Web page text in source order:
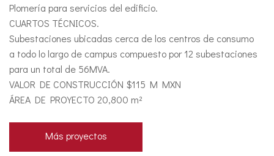
Plomería para servicios del edificio.
CUARTOS TÉCNICOS.
Subestaciones ubicadas cerca de los centros de consumo
a todo lo largo de campus compuesto por 12 subestaciones
para un total de 56MVA.
VALOR DE CONSTRUCCIÓN $115 M MXN
ÁREA DE PROYECTO 20,800 m²
Más proyectos